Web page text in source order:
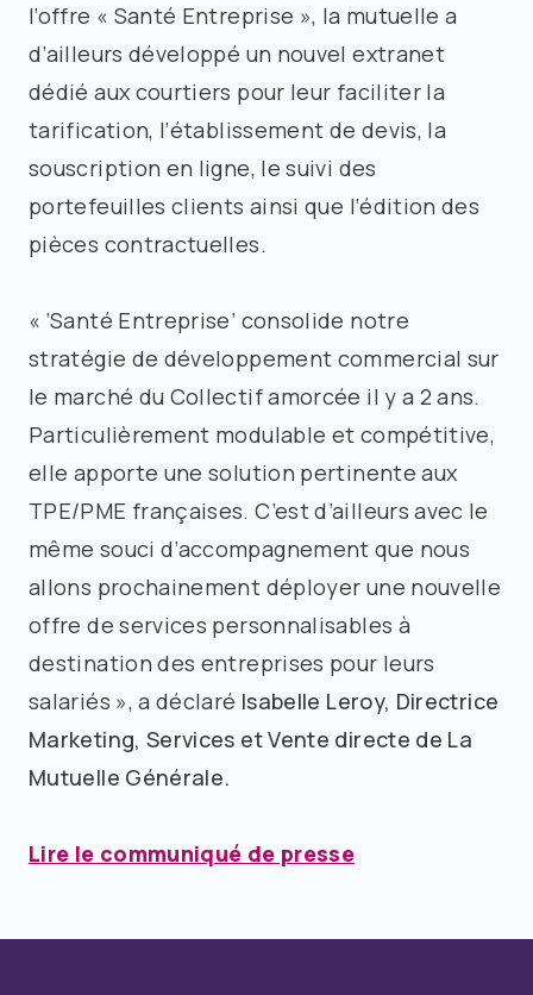
l’offre « Santé Entreprise », la mutuelle a
d’ailleurs développé un nouvel extranet
dédié aux courtiers pour leur faciliter la
tarification, l’établissement de devis, la
souscription en ligne, le suivi des
portefeuilles clients ainsi que l’édition des
pièces contractuelles.
« ‘Santé Entreprise’ consolide notre
stratégie de développement commercial sur
le marché du Collectif amorcée il y a 2 ans.
Particulièrement modulable et compétitive,
elle apporte une solution pertinente aux
TPE/PME françaises. C’est d’ailleurs avec le
même souci d’accompagnement que nous
allons prochainement déployer une nouvelle
offre de services personnalisables à
destination des entreprises pour leurs
salariés », a déclaré Isabelle Leroy, Directrice
Marketing, Services et Vente directe de La
Mutuelle Générale.
Lire le communiqué de presse